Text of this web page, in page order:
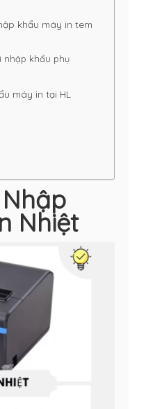
khẩu máy in tem
nhập khẩu phụ
máy in tại HL
Nhiệt